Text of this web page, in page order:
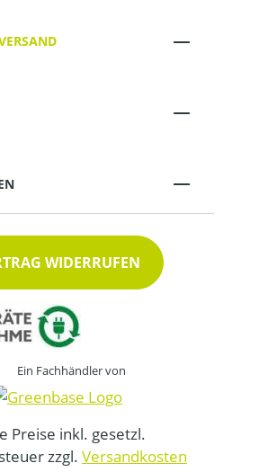
WIDERRUFEN
Ein Fachhändler von
Preise inkl. gesetzl.
zzgl. Versandkosten